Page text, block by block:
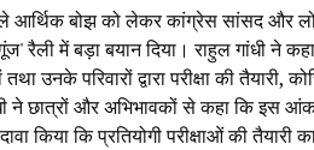
आर्थिक बोझ को लेकर कांग्रेस सांसद और
रैली में बड़ा बयान दिया। राहुल गांधी ने
उनके परिवारों द्वारा परीक्षा की तैयारी,
ने छात्रों और अभिभावकों से कहा कि इस
किया कि प्रतियोगी परीक्षाओं की तैयारी